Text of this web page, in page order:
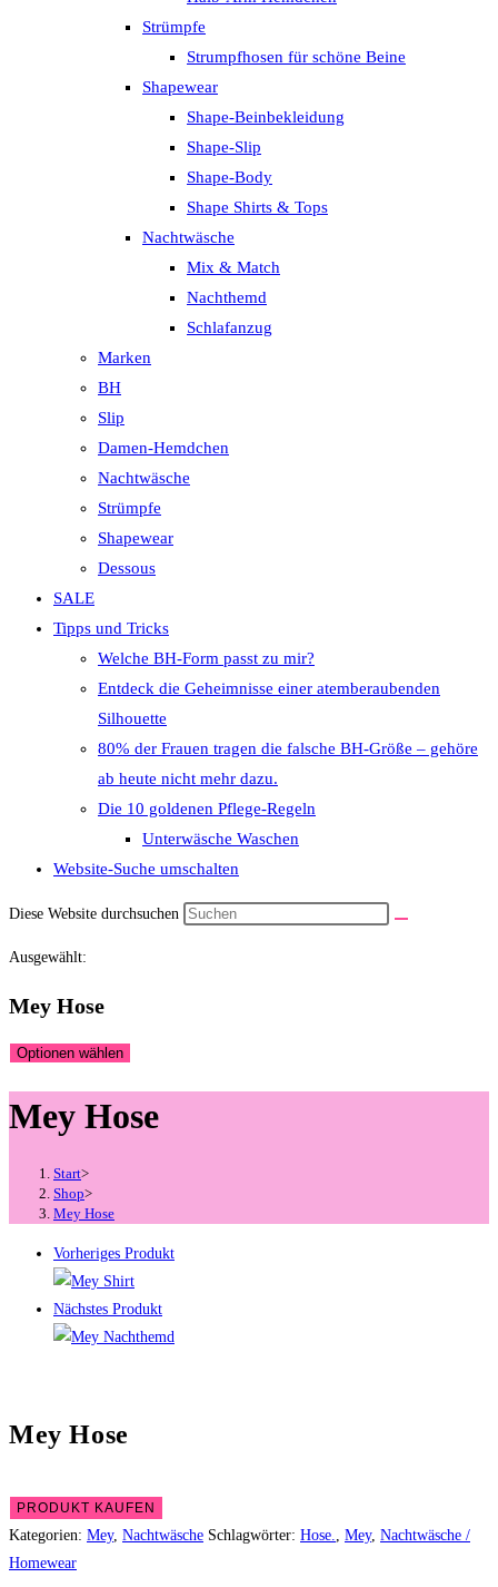
Strümpfe
Strumpfhosen für schöne Beine
Shapewear
Shape-Beinbekleidung
Shape-Slip
Shape-Body
Shape Shirts & Tops
Nachtwäsche
Mix & Match
Nachthemd
Schlafanzug
Marken
BH
Slip
Damen-Hemdchen
Nachtwäsche
Strümpfe
Shapewear
Dessous
SALE
Tipps und Tricks
Welche BH-Form passt zu mir?
Entdeck die Geheimnisse einer atemberaubenden
Silhouette
80% der Frauen tragen die falsche BH-Größe – gehöre
ab heute nicht mehr dazu.
Die 10 goldenen Pflege-Regeln
Unterwäsche Waschen
Website-Suche umschalten
Diese Website durchsuchen
Ausgewählt:
Mey Hose
Optionen wählen
Mey Hose
Start>
Shop>
Mey Hose
Vorheriges Produkt
Nächstes Produkt
Mey Hose
PRODUKT KAUFEN
Kategorien: Mey, Nachtwäsche Schlagwörter: Hose. Mey, Nachtwäsche /
Homewear